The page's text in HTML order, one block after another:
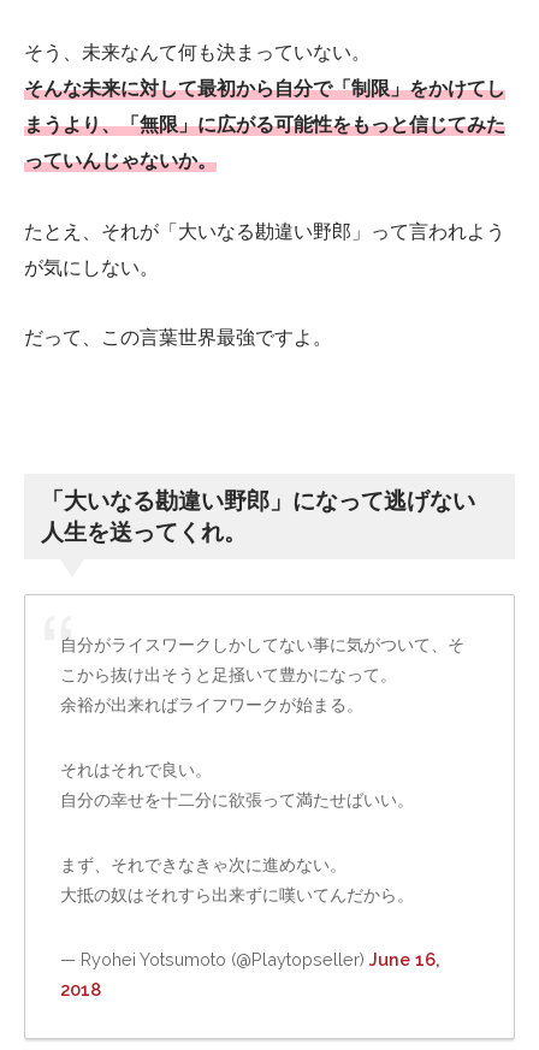
そう、未来なんて何も決まっていない。
そんな未来に対して最初から自分で「制限」をかけてし
まうより、「無限」に広がる可能性をもっと信じてみた
っていんじゃないか。
たとえ、それが「大いなる勘違い野郎」って言われよう
が気にしない。
だって、この言葉世界最強ですよ。
「大いなる勘違い野郎」になって逃げない
人生を送ってくれ。
自分がライスワークしかしてない事に気がついて、そ
こから抜け出そうと足掻いて豊かになって。
余裕が出来ればライフワークが始まる。
それはそれで良い。
自分の幸せを十二分に欲張って満たせばいい。
まず、それできなきゃ次に進めない。
大抵の奴はそれすら出来ずに嘆いてんだから。
— Ryohei Yotsumoto (@Playtopseller) June 16,
2018